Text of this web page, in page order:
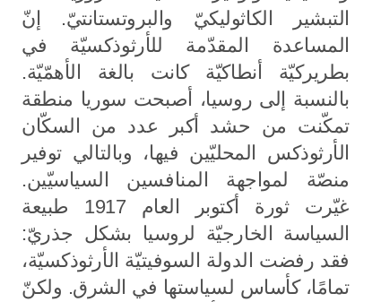
التبشير الكاثوليكيّ والبروتستانتيّ. إنّ
المساعدة المقدّمة للأرثوذكسيّة في
بطريركيّة أنطاكيّة كانت بالغة الأهمّيّة.
بالنسبة إلى روسيا، أصبحت سوريا منطقة
تمكّنت من حشد أكبر عدد من السكّان
الأرثوذكس المحليّين فيها، وبالتالي توفير
منصّة لمواجهة المنافسين السياسيّين.
غيّرت ثورة أكتوبر العام 1917 طبيعة
السياسة الخارجيّة لروسيا بشكل جذريّ:
فقد رفضت الدولة السوفيتيّة الأرثوذكسيّة،
تمامًا، كأساس لسياستها في الشرق. ولكنّ